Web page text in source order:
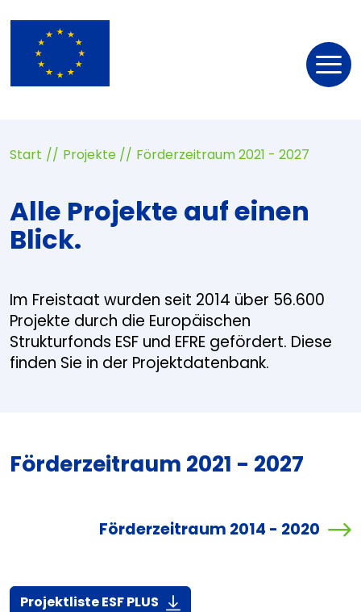
Start Projekte Förderzeitraum 2021 - 2027
Alle Projekte auf einen
Blick.
Im Freistaat wurden seit 2014 über 56.600
Projekte durch die Europäischen
Strukturfonds ESF und EFRE gefördert. Diese
finden Sie in der Projektdatenbank.
Förderzeitraum 2021 - 2027
Förderzeitraum 2014 - 2020
Projektliste ESF PLUS (916,7 KiB)